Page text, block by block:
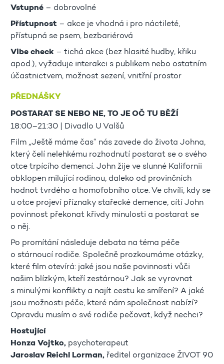
Vstupné – dobrovolné
Přístupnost – akce je vhodná i pro náctileté,
přístupná se psem, bezbariérová
Vibe check – tichá akce (bez hlasité hudby, křiku
apod.), vyžaduje interakci s publikem nebo ostatním
účastnictvem, možnost sezení, vnitřní prostor
PŘEDNÁŠKY
POSTARAT SE NEBO NE, TO JE OČ TU BĚŽÍ
18:00–21:30 | Divadlo U Valšů
Film „Ještě máme čas“ nás zavede do života Johna,
který čelí nelehkému rozhodnutí postarat se o svého
otce trpícího demencí. John žije ve slunné Kalifornii
obklopen milující rodinou, daleko od provinčních
hodnot tvrdého a homofobního otce. Ve chvíli, kdy se
u otce projeví příznaky stařecké demence, cítí John
povinnost překonat křivdy minulosti a postarat se
o něj.
Po promítání následuje debata na téma péče
o stárnoucí rodiče. Společně prozkoumáme otázky,
které film otevírá: jaké jsou naše povinnosti vůči
našim blízkým, kteří zestárnou? Jak se vyrovnat
s minulými konflikty a najít cestu ke smíření? A jaké
jsou možnosti péče, které nám společnost nabízí?
Opravdu musím o své rodiče pečovat, když nechci?
Hostující
Honza Vojtko, psychoterapeut
Jaroslav Reichl Lorman, ředitel organizace ŽIVOT 90